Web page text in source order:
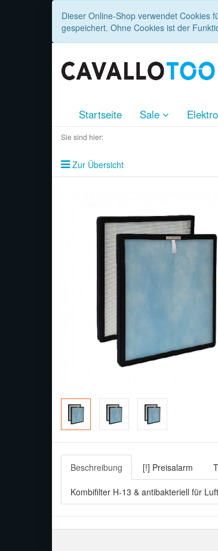
Dieser Online-Shop verwendet Cookies
gespeichert. Ohne Cookies ist der
Startseite Sale
Sie sind hier:
Zur Übersicht
Beschreibung [!] Preisalarm
Kombifilter H-13 & antibakteriell für